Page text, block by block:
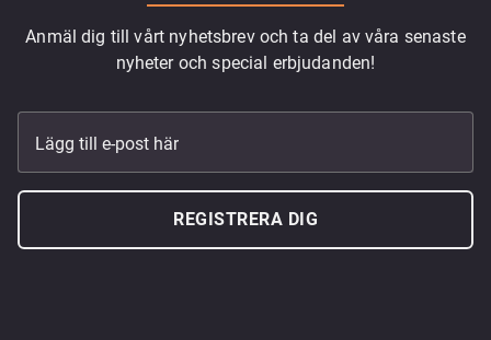
Anmäl dig till vårt nyhetsbrev och ta del av våra senaste
nyheter och special erbjudanden!
Lägg till e-post här
REGISTRERA DIG